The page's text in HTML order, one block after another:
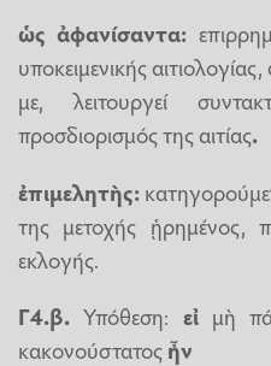
ὡς ἀφανίσαντα:
υποκειμενικής
με, λειτουργεί
προσδιορισμός της αιτίας.
ἐπιμελητὴς:
της μετοχής ᾑρημένος,
εκλογής.
Γ4.β. Υπόθεση: εἰμὴ
κακονούστατος ἦν